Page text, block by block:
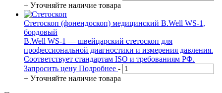
+ Уточняйте наличие товара
Стетоскоп (фонендоскоп) медицинский B.Well WS-1,
бордовый
B.Well WS-1 — швейцарский стетоскоп для
профессиональной диагностики и измерения давления.
Соответствует стандартам ISO и требованиям РФ.
Запросить цену Подробнее -
+ Уточняйте наличие товара